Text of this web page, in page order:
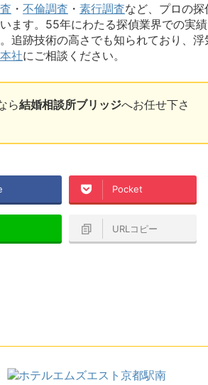
・ 不倫調査 ・ 素行調査など、プロの探
ます。55年にわたる探偵業界での実績
追跡技術の高さでも知られており、浮
社にご相談ください。
ら結婚相談所ブリッジへお任せ下さ
Pocket
URLコピー